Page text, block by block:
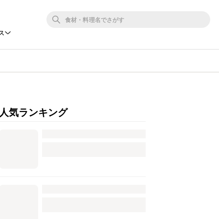
人気ランキング